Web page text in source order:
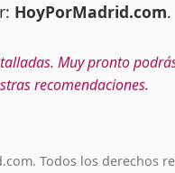
HoyPorMadrid.com.
Muy pronto
recomendaciones.
Todos los derechos